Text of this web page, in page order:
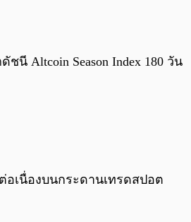
นี Altcoin Season Index 180 วัน
เนื่องบนกระดานเทรดสปอต